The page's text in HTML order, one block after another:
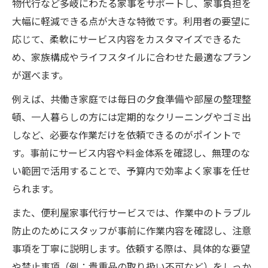
物代行など多岐にわたる家事をサポートし、家事負担を
大幅に軽減できる点が大きな特徴です。利用者の要望に
応じて、柔軟にサービス内容をカスタマイズできるた
め、家族構成やライフスタイルに合わせた最適なプラン
が選べます。
例えば、共働き家庭では毎日の夕食準備や部屋の整理整
頓、一人暮らしの方には定期的なクリーニングやゴミ出
しなど、必要な作業だけを依頼できるのがポイントで
す。事前にサービス内容や料金体系を確認し、無理のな
い範囲で活用することで、予算内で効率よく家事を任せ
られます。
また、便利屋家事代行サービスでは、作業中のトラブル
防止のためにスタッフが事前に作業内容を確認し、注意
事項を丁寧に説明します。依頼する際は、具体的な要望